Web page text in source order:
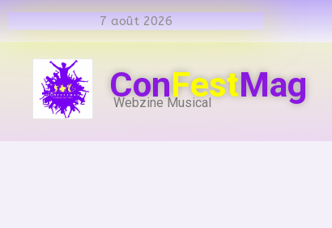
7 août 2026
ConFestMag
Webzine Musical